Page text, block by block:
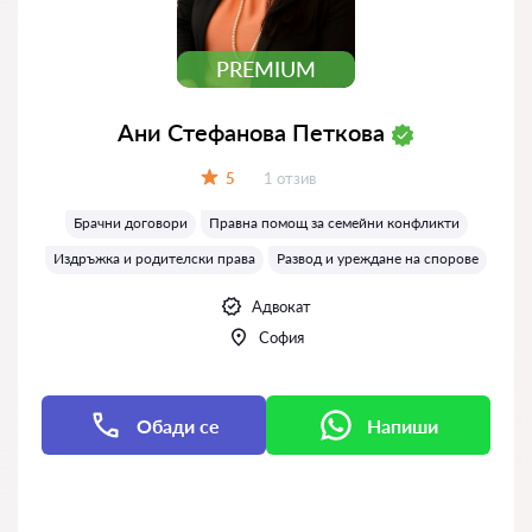
PREMIUM
Ани Стефанова Петкова
5 Отзиви:
1 отзив
Брачни договори
Правна помощ за семейни конфликти
Издръжка и родителски права
Развод и уреждане на спорове
Адвокат
София
Обади се Напиши